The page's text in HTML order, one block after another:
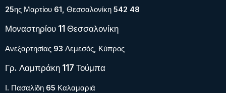
25ης Μαρτίου 61, Θεσσαλονίκη 542 48
Μοναστηρίου 11 Θεσσαλονίκη
Ανεξαρτησίας 93 Λεμεσός, Κύπρος
Γρ. Λαμπράκη 117 Τούμπα
Ι. Πασαλίδη 65 Καλαμαριά